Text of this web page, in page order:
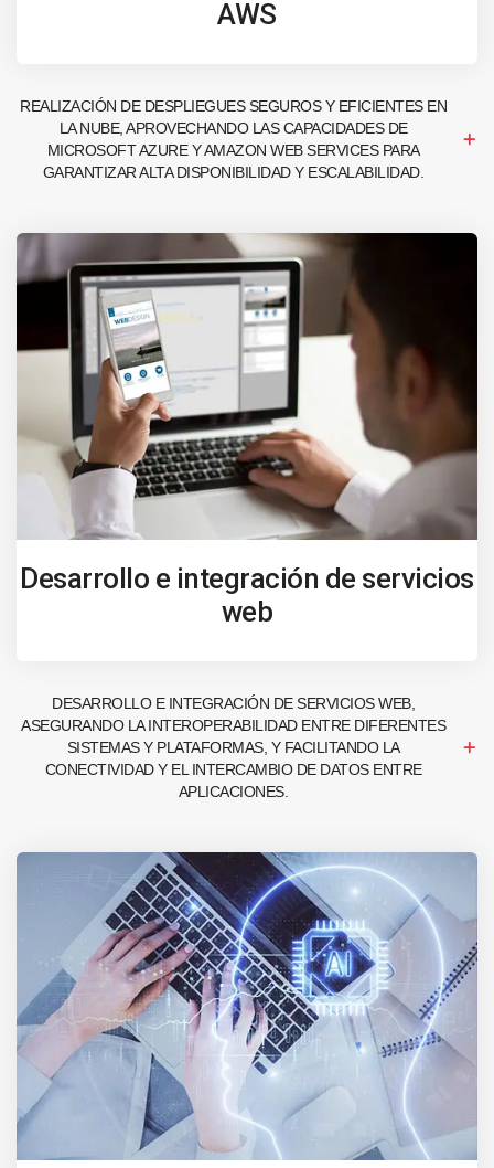
AWS
REALIZACIÓN DE DESPLIEGUES SEGUROS Y EFICIENTES EN
LA NUBE, APROVECHANDO LAS CAPACIDADES DE
MICROSOFT AZURE Y AMAZON WEB SERVICES PARA
GARANTIZAR ALTA DISPONIBILIDAD Y ESCALABILIDAD.
Desarrollo e integración de servicios
web
DESARROLLO E INTEGRACIÓN DE SERVICIOS WEB,
ASEGURANDO LA INTEROPERABILIDAD ENTRE DIFERENTES
SISTEMAS Y PLATAFORMAS, Y FACILITANDO LA
CONECTIVIDAD Y EL INTERCAMBIO DE DATOS ENTRE
APLICACIONES.